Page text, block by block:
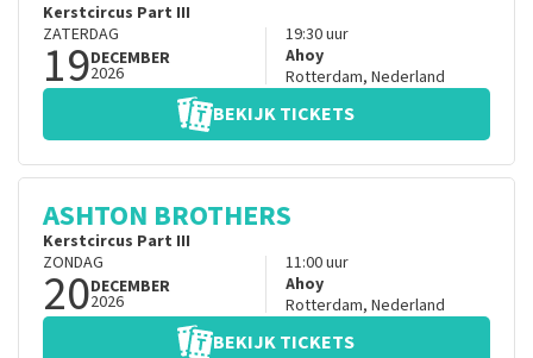
Kerstcircus Part III
ZATERDAG
19DECEMBER
2026
19:30uur
Ahoy
Rotterdam, Nederland
BEKIJK TICKETS
ASHTON BROTHERS
Kerstcircus Part III
ZONDAG
20DECEMBER
2026
11:00uur
Ahoy
Rotterdam, Nederland
BEKIJK TICKETS